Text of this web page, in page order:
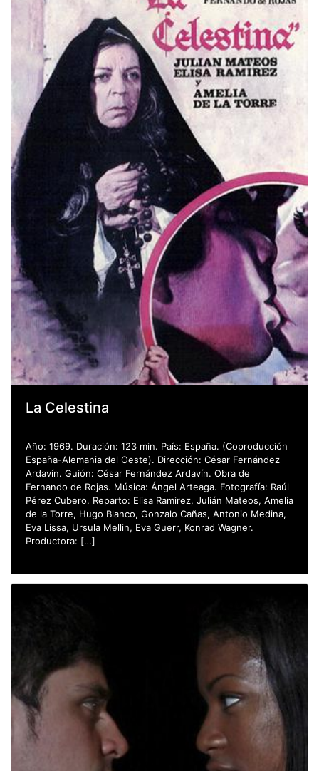
La Celestina
Año: 1969. Duración: 123 min. País: España. (Coproducción
España-Alemania del Oeste). Dirección: César Fernández
Ardavín. Guión: César Fernández Ardavín. Obra de
Fernando de Rojas. Música: Ángel Arteaga. Fotografía: Raúl
Pérez Cubero. Reparto: Elisa Ramirez, Julián Mateos, Amelia
de la Torre, Hugo Blanco, Gonzalo Cañas, Antonio Medina,
Eva Lissa, Ursula Mellin, Eva Guerr, Konrad Wagner.
Productora: […]